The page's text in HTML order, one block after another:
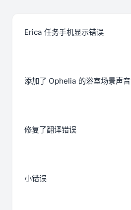
Erica 任务手机显示错误
添加了 Ophelia 的浴室场景声音
修复了翻译错误
小错误